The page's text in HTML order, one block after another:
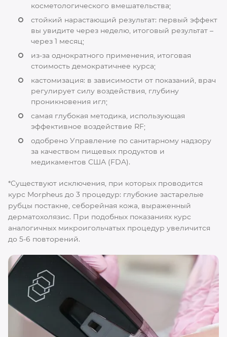
косметологического вмешательства;
стойкий нарастающий результат: первый эффект
вы увидите через неделю, итоговый результат –
через 1 месяц;
из-за однократного применения, итоговая
стоимость демократичнее курса;
кастомизация: в зависимости от показаний, врач
регулирует силу воздействия, глубину
проникновения игл;
самая глубокая методика, использующая
эффективное воздействие RF;
одобрено Управление по санитарному надзору
за качеством пищевых продуктов и
медикаментов США (FDA).
*Существуют исключения, при которых проводится
курс Morpheus до 3 процедур: глубокие застарелые
рубцы постакне, себорейная кожа, выраженный
дерматохолязис. При подобных показаниях курс
аналогичных микроигольчатых процедур увеличится
до 5-6 повторений.